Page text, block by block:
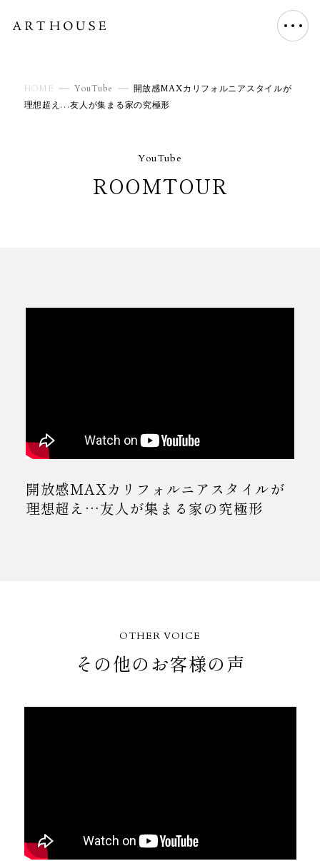
HOME YouTube
開放感MAXカリフォルニアスタイルが
理想超え…友人が集まる家の究極形
YouTube
ROOMTOUR
開放感MAXカリフォルニアスタイルが
理想超え…友人が集まる家の究極形
OTHER VOICE
その他のお客様の声